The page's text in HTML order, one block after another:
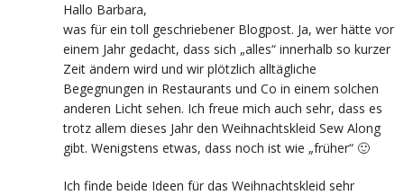
Hallo Barbara,
was für ein toll geschriebener Blogpost. Ja, wer hätte vor
einem Jahr gedacht, dass sich „alles“ innerhalb so kurzer
Zeit ändern wird und wir plötzlich alltägliche
Begegnungen in Restaurants und Co in einem solchen
anderen Licht sehen. Ich freue mich auch sehr, dass es
trotz allem dieses Jahr den Weihnachtskleid Sew Along
gibt. Wenigstens etwas, dass noch ist wie „früher“ 🙂
Ich finde beide Ideen für das Weihnachtskleid sehr